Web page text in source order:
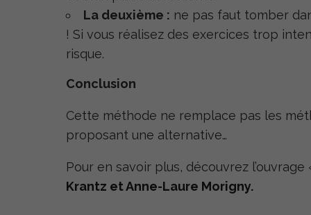
La deuxième : ne pas faut tomber
! Si vous réalisez des exercices trop
risque.
Conclusion
Cette méthode ne remplace pas les
proposant une alternative…
Pour en savoir plus, découvrez l’ouvrage
Krantz et Anne-Laure Morigny.